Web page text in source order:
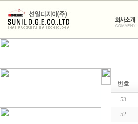
번호
53
52